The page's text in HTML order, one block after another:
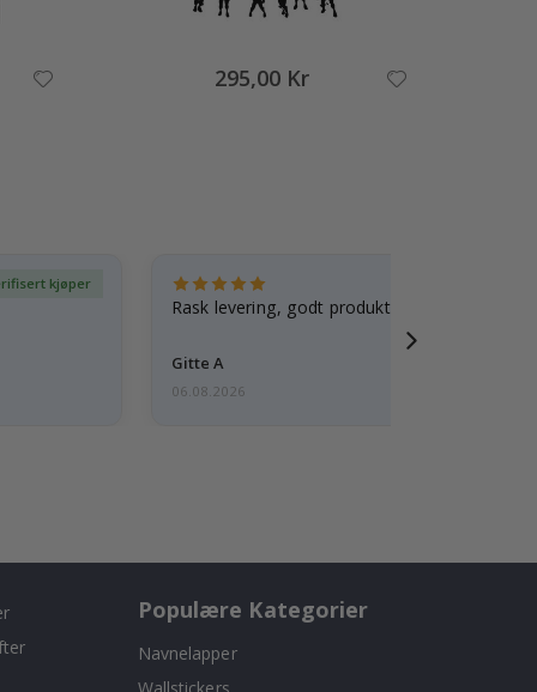
295,00 Kr
kjøper
Rask levering, godt produkt
Gitte A
06.08.2026
Populære Kategorier
Navnelapper